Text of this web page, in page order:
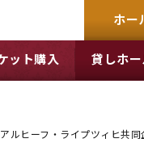
ホー
ット購入 貸しホ
ルヒーフ・ライプツィヒ共